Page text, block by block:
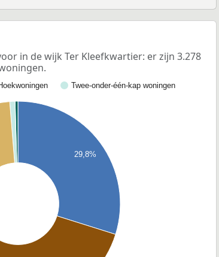
in de wijk Ter Kleefkwartier: er zijn 3.278
Twee-onder-één-kap woningen
29,8%